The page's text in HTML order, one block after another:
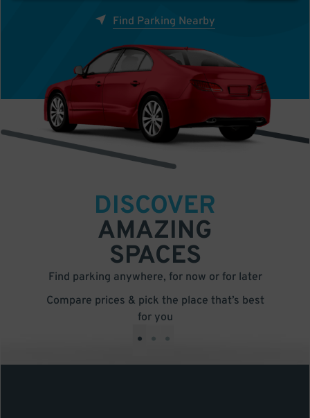
Find Parking Nearby
DISCOVER
AMAZING
SPACES
Find parking anywhere, for now or for later
Compare prices & pick the place that’s best
for you
• • •